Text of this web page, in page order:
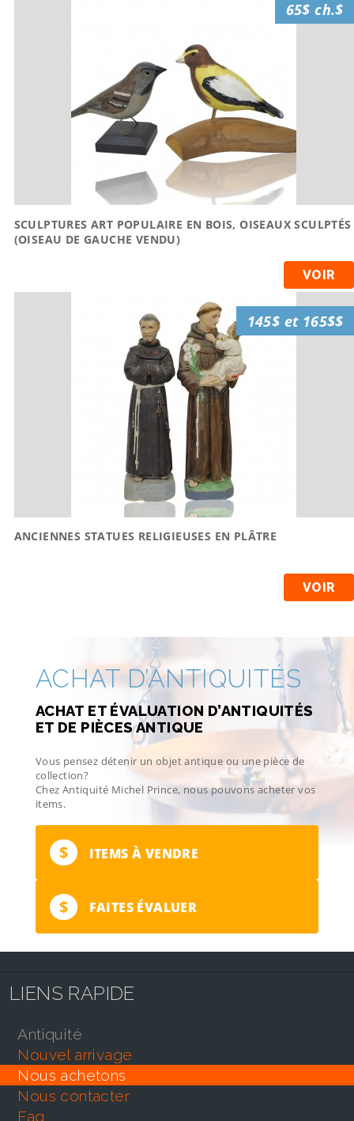
SCULPTURES ART POPULAIRE EN BOIS, OISEAUX SCULPTÉS
(OISEAU DE GAUCHE VENDU)
VOIR
65$ ch.$
ANCIENNES STATUES RELIGIEUSES EN PLÂTRE
VOIR
145$ et 165$$
ACHAT D’ANTIQUITÉS
ACHAT ET ÉVALUATION D’ANTIQUITÉS
ET DE PIÈCES ANTIQUE
Vous pensez détenir un objet antique ou une pièce de
collection?
Chez Antiquité Michel Prince, nous pouvons acheter vos
items.
$ ITEMS À VENDRE
$ FAITES ÉVALUER
LIENS RAPIDE
antiquité
nouvel arrivage
nous achetons
nous contacter
faq